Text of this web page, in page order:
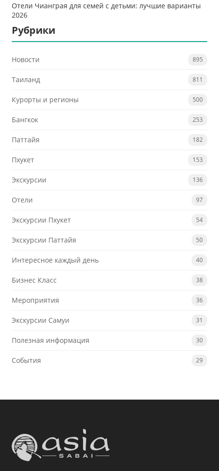
Отели Чианграя для семей с детьми: лучшие варианты
2026
Рубрики
Новости 895
Таиланд 811
Курорты и регионы 500
Бангкок 253
Паттайя 182
Пхукет 153
Экскурсии 136
Отели 97
Экскурсии Пхукет 54
Экскурсии Паттайя 50
Интересное каждый день 40
Бизнес Класс 38
Мероприятия 36
Экскурсии Самуи 31
Полезная информация 30
События 29